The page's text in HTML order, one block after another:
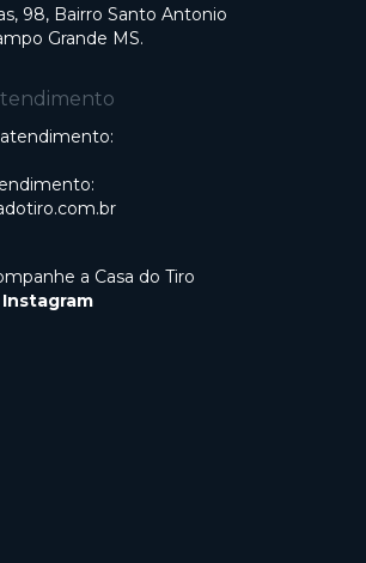
98, Bairro Santo Antonio
Grande MS.
a Casa do Tiro
Instagram